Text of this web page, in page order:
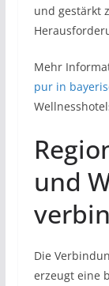
und gestärkt
Mehr
pur in
und
Die
erzeugt eine